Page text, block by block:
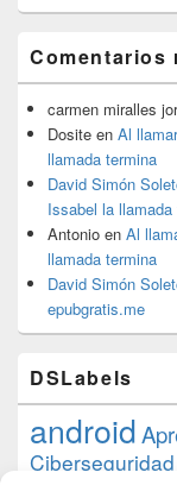
Comentarios
carmen miralles
Dosite en Al
llamada termina
David Simón
Issabel la
Antonio en Al
llamada termina
David Simón
epubgratis.me
DSLabels
android